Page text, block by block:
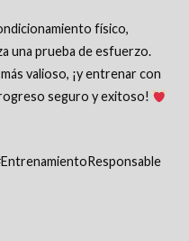
físico,
una prueba de esfuerzo.
valioso, ¡y entrenar con
seguro y exitoso!